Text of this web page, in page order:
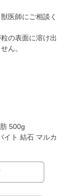
医師にご相談く
の表面に溶け出
ん。
500g
イト 結石 マルカ